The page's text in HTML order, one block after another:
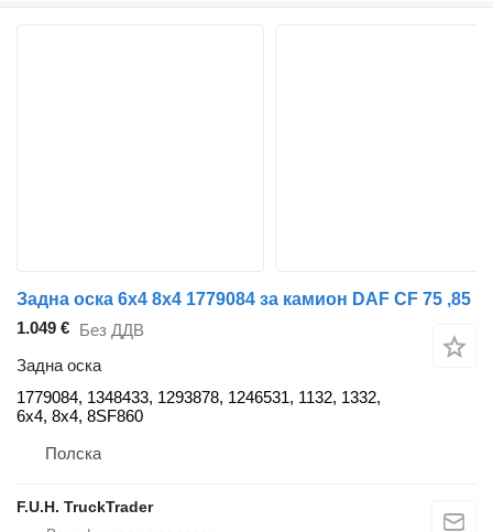
Задна оска 6x4 8x4 1779084 за камион DAF CF 75 ,85
1.049 € Без ДДВ
Задна оска
1779084, 1348433, 1293878, 1246531, 1132, 1332,
6x4, 8x4, 8SF860
Полска
F.U.H. TruckTrader